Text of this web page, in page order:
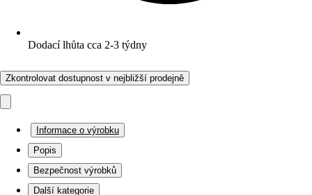
Dodací lhůta cca 2-3 týdny
Zkontrolovat dostupnost v nejbližší prodejně
Informace o výrobku
Popis
Bezpečnost výrobků
Další kategorie